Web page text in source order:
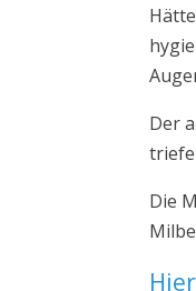
Der
Die